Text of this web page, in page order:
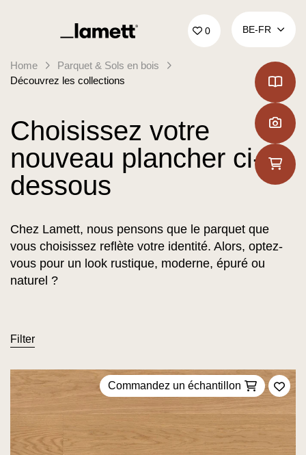
Retour à la page d'accueil 0 BE‑FR
Home
Parquet & Sols en bois
Découvrez les collections
Choisissez votre
nouveau plancher ci-
dessous
Chez Lamett, nous pensons que le parquet que
vous choisissez reflète votre identité. Alors, optez-
vous pour un look rustique, moderne, épuré ou
naturel ?
Filter
Commandez un échantillon